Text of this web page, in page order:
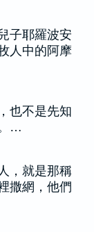
子耶羅波安
人中的阿摩
也不是先知
…
，就是那稱
撒網，他們